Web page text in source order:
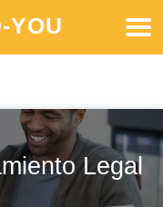
YOU
Legal